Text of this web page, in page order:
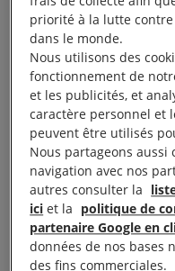
PRISM.
Le
barrière
violations
humains
priorité à la lutte
dans le monde.
Nous utilisons des
fonctionnement de
et les publicités, et
caractère personnel et
peuvent être utilisés
Nous partageons
navigation avec nos
autres consulter la
ici et la politique de
partenaire Google en
données de nos bases
des fins commerciales.